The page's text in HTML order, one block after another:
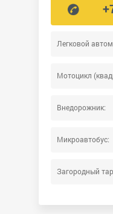
Легковой
Мотоцикл
Внедорожник:
Микроавтобус:
Загородный